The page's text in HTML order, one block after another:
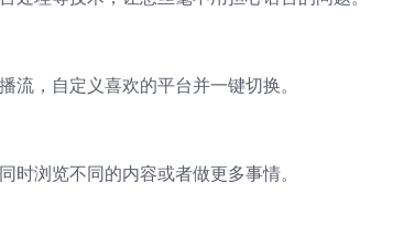
，自定义喜欢的平台并一键切换。
浏览不同的内容或者做更多事情。